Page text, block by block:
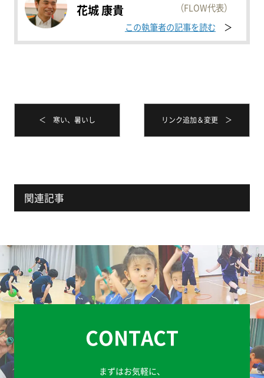
花城 康貴
（FLOW代表）
この執筆者の記事を読む
＜ 寒い、暑いし リンク追加＆変更 ＞
関連記事
CONTACT
まずはお気軽に、